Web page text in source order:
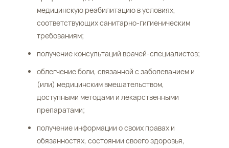
медицинскую реабилитацию в условиях,
соответствующих санитарно-гигиеническим
требованиям;
получение консультаций врачей-специалистов;
облегчение боли, связанной с заболеванием и
(или) медицинским вмешательством,
доступными методами и лекарственными
препаратами;
получение информации о своих правах и
обязанностях, состоянии своего здоровья,